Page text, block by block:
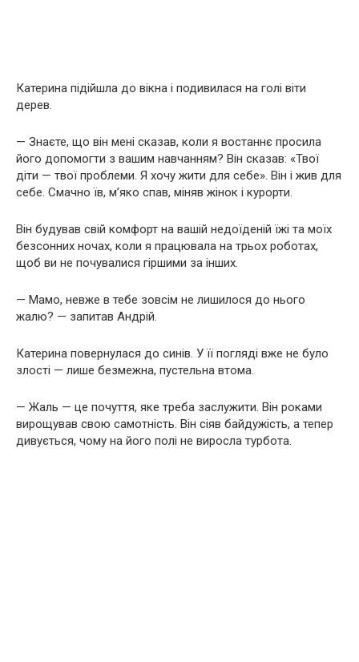
Катерина підійшла до вікна і подивилася на голі віти
дерев.
— Знаєте, що він мені сказав, коли я востаннє просила
його допомогти з вашим навчанням? Він сказав: «Твої
діти — твої проблеми. Я хочу жити для себе». Він і жив для
себе. Смачно їв, м’яко спав, міняв жінок і курорти.
Він будував свій комфорт на вашій недоїденій їжі та моїх
безсонних ночах, коли я працювала на трьох роботах,
щоб ви не почувалися гіршими за інших.
— Мамо, невже в тебе зовсім не лишилося до нього
жалю? — запитав Андрій.
Катерина повернулася до синів. У її погляді вже не було
злості — лише безмежна, пустельна втома.
— Жаль — це почуття, яке треба заслужити. Він роками
вирощував свою самотність. Він сіяв байдужість, а тепер
дивується, чому на його полі не виросла турбота.